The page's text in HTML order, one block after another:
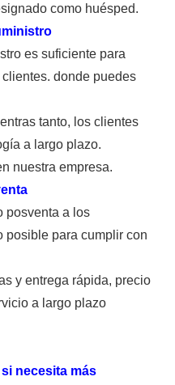
como huésped.
es suficiente para
donde puedes
tanto, los clientes
a largo plazo.
nuestra empresa.
posventa a los
posible para cumplir con
y entrega rápida, precio
a largo plazo
necesita más